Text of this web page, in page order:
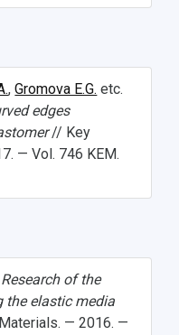
,Gromova E.G. etc.
edges
// Key
— Vol. 746 KEM.
Research of the
the elastic media
— 2016. —